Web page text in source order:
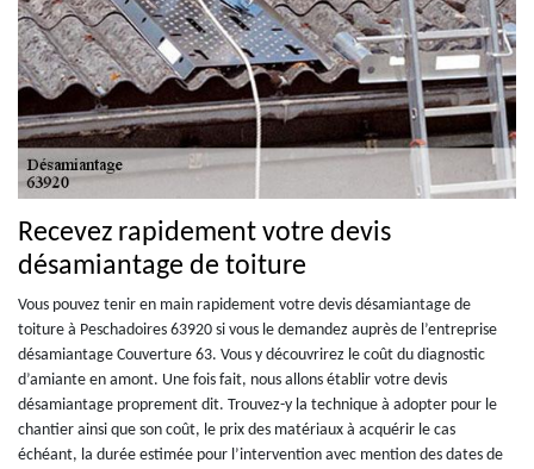
Recevez rapidement votre devis
désamiantage de toiture
Vous pouvez tenir en main rapidement votre devis désamiantage de
toiture à Peschadoires 63920 si vous le demandez auprès de l’entreprise
désamiantage Couverture 63. Vous y découvrirez le coût du diagnostic
d’amiante en amont. Une fois fait, nous allons établir votre devis
désamiantage proprement dit. Trouvez-y la technique à adopter pour le
chantier ainsi que son coût, le prix des matériaux à acquérir le cas
échéant, la durée estimée pour l’intervention avec mention des dates de